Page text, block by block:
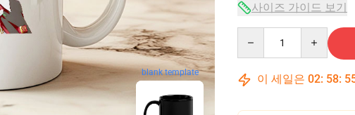
blank template
사이즈 가이드 보기
이 세일은 02: 58: